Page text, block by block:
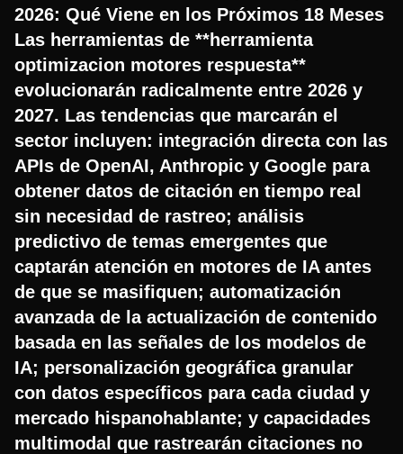
2026: Qué Viene en los Próximos 18 Meses
Las herramientas de **herramienta
optimizacion motores respuesta**
evolucionarán radicalmente entre 2026 y
2027. Las tendencias que marcarán el
sector incluyen: integración directa con las
APIs de OpenAI, Anthropic y Google para
obtener datos de citación en tiempo real
sin necesidad de rastreo; análisis
predictivo de temas emergentes que
captarán atención en motores de IA antes
de que se masifiquen; automatización
avanzada de la actualización de contenido
basada en las señales de los modelos de
IA; personalización geográfica granular
con datos específicos para cada ciudad y
mercado hispanohablante; y capacidades
multimodal que rastrearán citaciones no